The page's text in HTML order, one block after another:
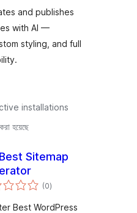
and publishes
with AI —
styling, and full
installations
হয়েছে
Sitemap
(0total
ratings
)
Best WordPress